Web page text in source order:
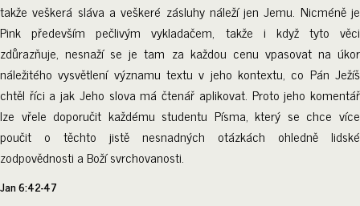
takže veškerá sláva a veškeré zásluhy náleží jen Jemu. Nicméně je
Pink především pečlivým vykladačem, takže i když tyto věci
zdůrazňuje, nesnaží se je tam za každou cenu vpasovat na úkor
náležitého vysvětlení významu textu v jeho kontextu, co Pán Ježíš
chtěl říci a jak Jeho slova má čtenář aplikovat. Proto jeho komentář
lze vřele doporučit každému studentu Písma, který se chce více
poučit o těchto jistě nesnadných otázkách ohledně lidské
zodpovědnosti a Boží svrchovanosti.
Jan 6:42-47